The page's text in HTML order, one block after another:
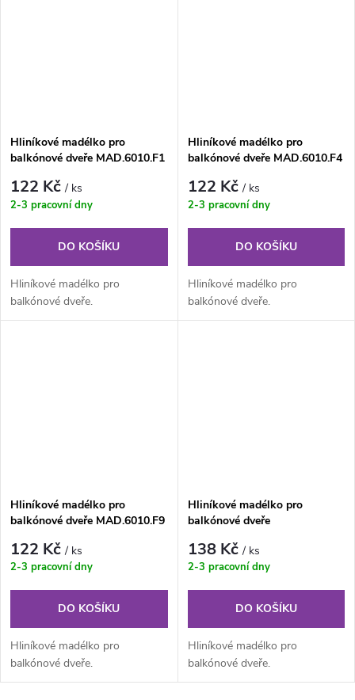
Hliníkové madélko pro
balkónové dveře MAD.6010.F1
122 Kč/ ks
2-3 pracovní dny
DO KOŠÍKU
Hliníkové madélko pro
balkónové dveře.
Hliníkové madélko pro
balkónové dveře MAD.6010.F4
122 Kč/ ks
2-3 pracovní dny
DO KOŠÍKU
Hliníkové madélko pro
balkónové dveře.
Hliníkové madélko pro
balkónové dveře MAD.6010.F9
122 Kč/ ks
2-3 pracovní dny
DO KOŠÍKU
Hliníkové madélko pro
balkónové dveře.
Hliníkové madélko pro
balkónové dveře
138 Kč/ ks
2-3 pracovní dny
DO KOŠÍKU
Hliníkové madélko pro
balkónové dveře.